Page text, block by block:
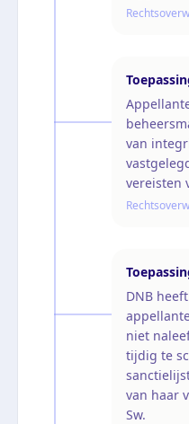
van
vereisten
DNB
niet
tijdig te
van haar
Sw.